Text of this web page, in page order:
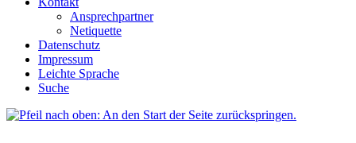
Ansprechpartner
Netiquette
Datenschutz
Impressum
Leichte Sprache
Suche